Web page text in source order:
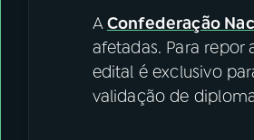
AConfederação
afetadas. Para repor
edital é exclusivo
validação de